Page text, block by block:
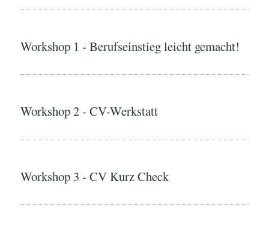
Workshop 1 - Berufseinstieg leicht gemacht!
Workshop 2 - CV-Werkstatt
Workshop 3 - CV Kurz Check